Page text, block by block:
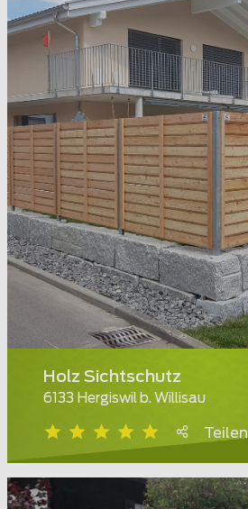
Holz Sichtschutz
6133 Hergiswil b. Willisau
Teilen